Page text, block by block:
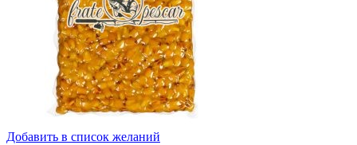
Добавить в список желаний